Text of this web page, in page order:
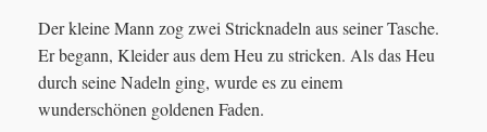
"Yes! Please help me!"
Der kleine Mann zog zwei Stricknadeln aus seiner Tasche.
Er begann, Kleider aus dem Heu zu stricken. Als das Heu
durch seine Nadeln ging, wurde es zu einem
wunderschönen goldenen Faden.